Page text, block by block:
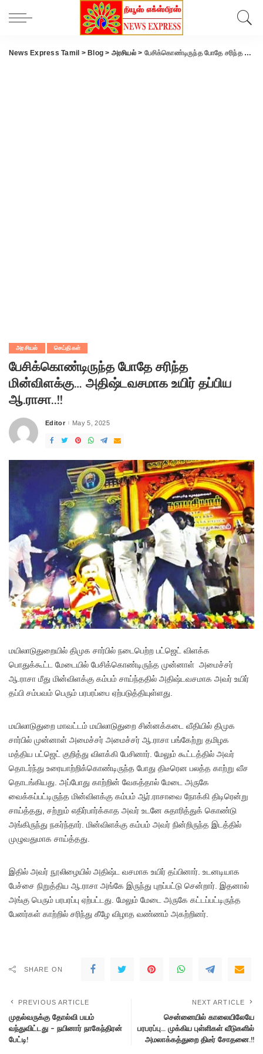
News Express Tamil > Blog > அரசியல்> பேசிக்கொண்டிருந்த போதே சரிந்த மின்விளக்கு… அதிஷ்டவசமாக உயிர் தப்பிய ஆ.ராசா..!!
அரசியல் செய்திகள்
பேசிக்கொண்டிருந்த போதே சரிந்த
மின்விளக்கு… அதிஷ்டவசமாக உயிர் தப்பிய
ஆ.ராசா..!!
Posted
Editor May 5, 2025
மயிலாடுதுறையில் திமுக சார்பில் நடைபெற்ற பட்ஜெட் விளக்க
பொதுக்கூட்ட மேடையில் பேசிக்கொண்டிருந்த முன்னாள் அமைச்சர்
ஆ.ராசா மீது மின்விளக்கு கம்பம் சாய்ந்ததில் அதிஷ்டவசமாக அவர் உயிர்
தப்பி சம்பவம் பெரும் பரபரப்பை ஏற்படுத்தியுள்ளது.
மயிலாடுதுறை மாவட்டம் மயிலாடுதுறை சின்னக்கடை வீதியில் திமுக
சார்பில் முன்னாள் அமைச்சர் அமைச்சர் ஆ.ராசா பங்கேற்று தமிழக
மத்திய பட்ஜெட் குறித்து விளக்கி பேசினார். மேலும் கூட்டத்தில் அவர்
தொடர்ந்து உரையாற்றிக்கொண்டிருந்த போது திடீரென பலத்த காற்று வீச
தொடங்கியது. அப்போது காற்றின் வேகத்தால் மேடை அருகே
வைக்கப்பட்டிருந்த மின்விளக்கு கம்பம் ஆர்.ராசாவை நோக்கி திடிரென்று
சாய்த்தது, சற்றும் எதிர்பார்க்காத அவர் உடனே சுதாரித்துக் கொண்டு
அங்கிருந்து நகர்ந்தார். மின்விளக்கு கம்பம் அவர் நின்றிருந்த இடத்தில்
முழுவதுமாக சாய்த்தது.
இதில் அவர் நூலிழையில் அதிஷ்ட வசமாக உயிர் தப்பினார். உடனடியாக
பேச்சை நிறுத்திய ஆ.ராசா அங்கே இருந்து புறப்பட்டு சென்றார். இதனால்
அங்கு பெரும் பரபரப்பு ஏற்பட்டது. மேலும் மேடை அருகே கட்டப்பட்டிருந்த
பேனர்கள் காற்றில் சரிந்து கீழே விழாத வண்ணம் அகற்றினர்.
SHARE ON
PREVIOUS ARTICLE
முதல்வருக்கு தோல்வி பயம்
வந்துவிட்டது – நயினார் நாகேந்திரன்
பேட்டி!
NEXT ARTICLE
சென்னையில் காலையிலேயே
பரபரப்பு… முக்கிய புள்ளிகள் வீடுகளில்
அமலாக்கத்துறை திடீர் சோதனை.!!